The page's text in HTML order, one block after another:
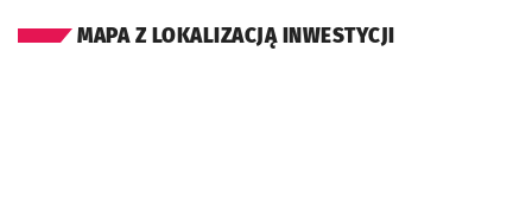
MAPA Z LOKALIZACJĄ INWESTYCJI